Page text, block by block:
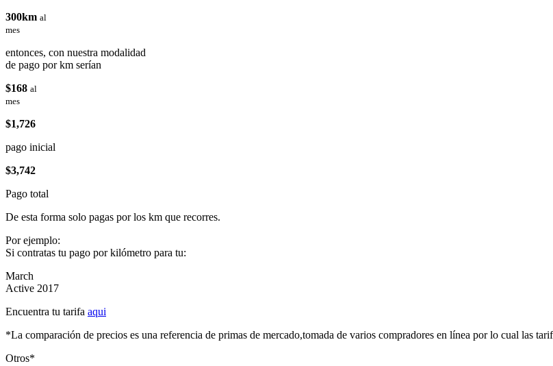
300km al
mes
entonces, con nuestra modalidad
de pago por km serían
$168 al
mes
$1,726
pago inicial
$3,742
Pago total
De esta forma solo pagas por los km que recorres.
Por ejemplo:
Si contratas tu pago por kilómetro para tu:
March
Active 2017
Encuentra tu tarifa aqui
*La comparación de precios es una referencia de primas de mercado,tomada de varios compradores en línea por lo cual las
Otros*